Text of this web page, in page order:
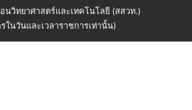
นวิทยาศาสตร์และเทคโนโลยี (สสวท.)
ในวันและเวลาราชการเท่านั้น)